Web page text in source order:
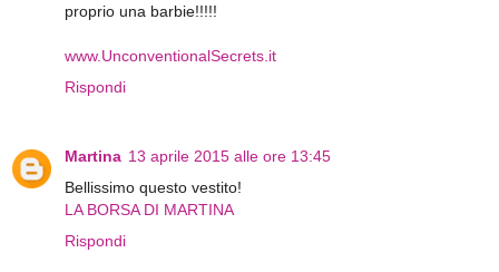
proprio una barbie!!!!!
www.UnconventionalSecrets.it
Rispondi
Martina 13 aprile 2015 alle ore 13:45
Bellissimo questo vestito!
LA BORSA DI MARTINA
Rispondi